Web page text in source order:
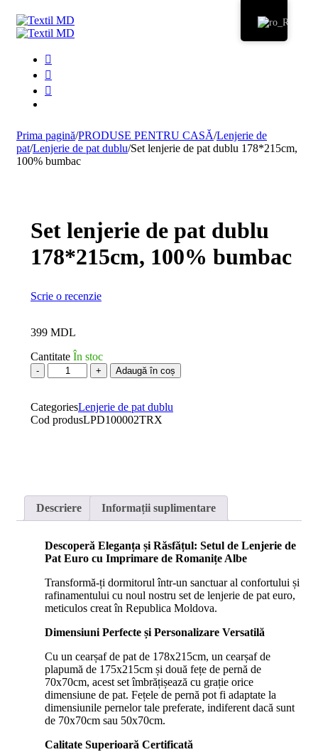
Prima pagină/PRODUSE PENTRU CASĂ/Lenjerie de
pat/Lenjerie de pat dublu/Set lenjerie de pat dublu 178*215cm,
100% bumbac
Set lenjerie de pat dublu
178*215cm, 100% bumbac
Scrie o recenzie
399 MDL
Cantitate În stoc
Cantitate
Set
de
pat
Adaugă în coș
CategoriesLenjerie de pat dublu
Cod produsLPD100002TRX
Descriere Informații suplimentare
Descoperă Eleganța și Răsfățul: Setul de Lenjerie de
Pat Euro cu Imprimare de Romanițe Albe
Transformă-ți dormitorul într-un sanctuar al confortului și
rafinamentului cu noul nostru set de lenjerie de pat euro,
meticulos creat în Republica Moldova.
Dimensiuni Perfecte și Personalizare Versatilă
Cu un cearșaf de pat de 178x215cm, un cearșaf de
plapumă de 175x215cm și două fețe de pernă de
70x70cm, acest set îmbrățișează cu grație orice
dimensiune de pat. Fețele de pernă pot fi adaptate la
dimensiunile pernelor tale preferate, indiferent dacă sunt
de 70x70cm sau 50x70cm.
Calitate Superioară Certificată